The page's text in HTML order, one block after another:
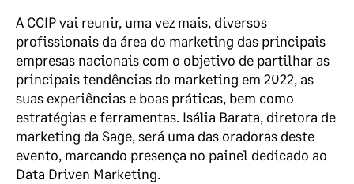
A CCIP vai reunir, uma vez mais, diversos
profissionais da área do marketing das principais
empresas nacionais com o objetivo de partilhar as
principais tendências do marketing em 2022, as
suas experiências e boas práticas, bem como
estratégias e ferramentas. Isália Barata, diretora de
marketing da Sage, será uma das oradoras deste
evento, marcando presença no painel dedicado ao
Data Driven Marketing.